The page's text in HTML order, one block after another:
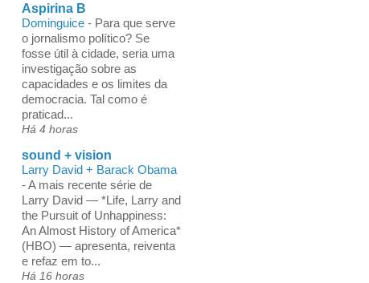
Aspirina B
Dominguice - Para que serve
o jornalismo político? Se
fosse útil à cidade, seria uma
investigação sobre as
capacidades e os limites da
democracia. Tal como é
praticad...
Há 4 horas
sound + vision
Larry David + Barack Obama
-A mais recente série de
Larry David — *Life, Larry and
the Pursuit of Unhappiness:
An Almost History of America*
(HBO) — apresenta, reiventa
e refaz em to...
Há 16 horas